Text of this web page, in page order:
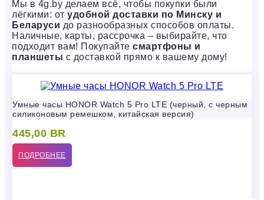
Мы в 4g.by делаем всё, чтобы покупки были
лёгкими: от удобной доставки по Минску и
Беларуси до разнообразных способов оплаты.
Наличные, карты, рассрочка – выбирайте, что
подходит вам! Покупайте смартфоны и
планшеты с доставкой прямо к вашему дому!
Умные часы HONOR Watch 5 Pro LTE (черный, с черным
силиконовым ремешком, китайская версия)
445,00 BR
ПОДРОБНЕЕ